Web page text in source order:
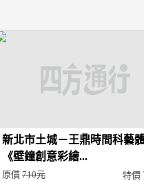
新北市土城－王鼎時間科藝
《壁鐘創意彩繪...
原價710元 特價